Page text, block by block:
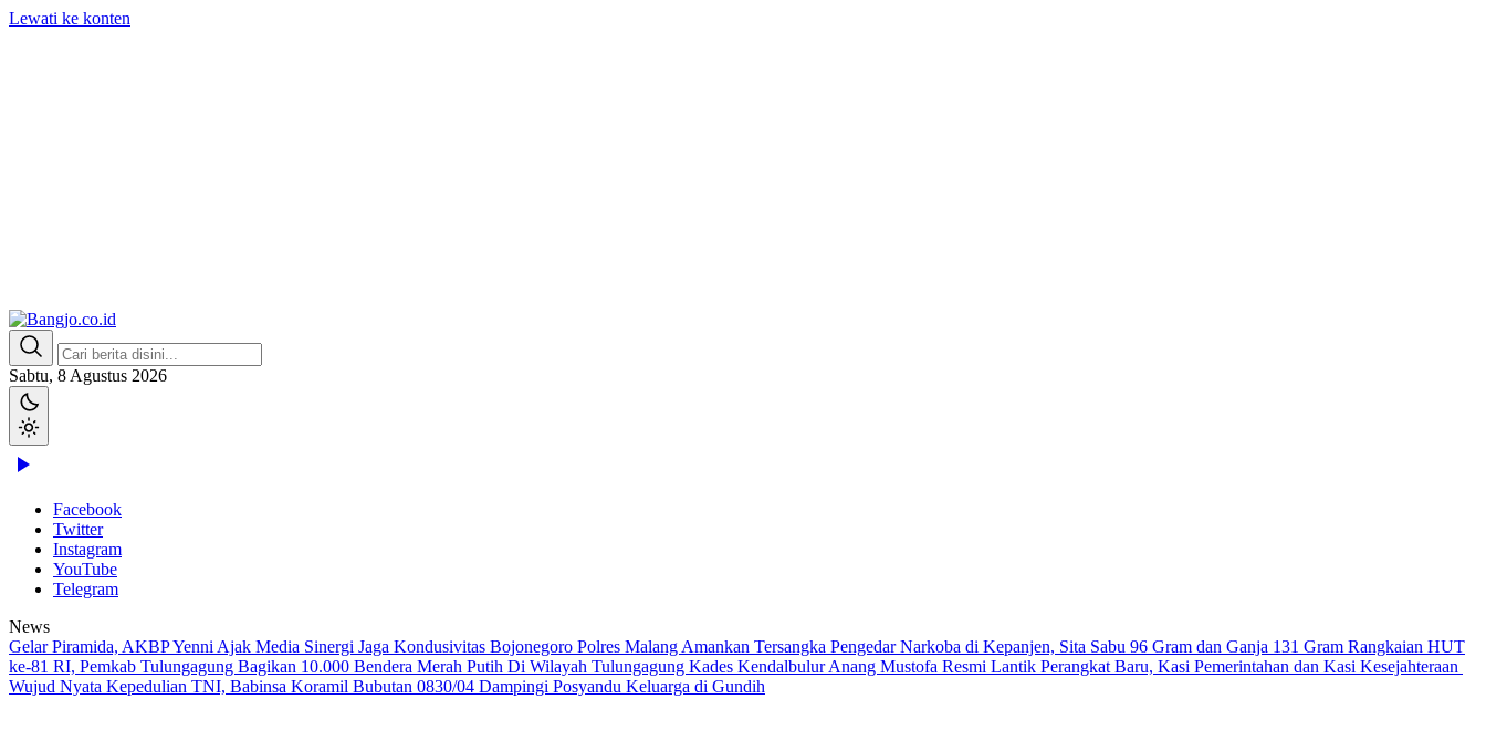
Lewati ke konten
Bangjo.co.id
Berani, Tegas, Terpercaya
Sabtu, 8 Agustus 2026
Facebook
Twitter
Instagram
YouTube
Telegram
News
Gelar Piramida, AKBP Yenni Ajak Media Sinergi Jaga Kondusivitas Bojonegoro Polres Malang Amankan Tersangka Pengedar Narkoba di Kepanjen, Sita Sabu 96 Gram dan Ganja 131 Gram Rangkaian HUT
ke-81 RI, Pemkab Tulungagung Bagikan 10.000 Bendera Merah Putih Di Wilayah Tulungagung Kades Kendalbulur Anang Mustofa Resmi Lantik Perangkat Baru, Kasi Pemerintahan dan Kasi Kesejahteraan
Wujud Nyata Kepedulian TNI, Babinsa Koramil Bubutan 0830/04 Dampingi Posyandu Keluarga di Gundih